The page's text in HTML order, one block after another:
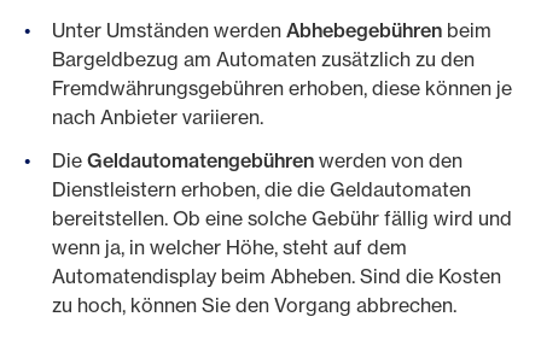
Unter Umständen werden Abhebegebühren beim
Bargeldbezug am Automaten zusätzlich zu den
Fremdwährungsgebühren erhoben, diese können je
nach Anbieter variieren.
Die Geldautomatengebühren werden von den
Dienstleistern erhoben, die die Geldautomaten
bereitstellen. Ob eine solche Gebühr fällig wird und
wenn ja, in welcher Höhe, steht auf dem
Automatendisplay beim Abheben. Sind die Kosten
zu hoch, können Sie den Vorgang abbrechen.